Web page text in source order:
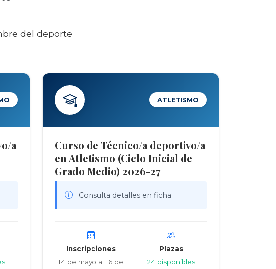
del deporte
a
ATLETISMO
Curso de Técnico/a deportivo/a
en Atletismo (Ciclo Inicial de
Grado Medio) 2026-27
Consulta detalles en ficha
Inscripciones
14 de mayo al 16 de
Plazas
24 disponibles